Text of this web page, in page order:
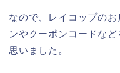
なので、レイコップの
ンやクーポンコードな
思いました。